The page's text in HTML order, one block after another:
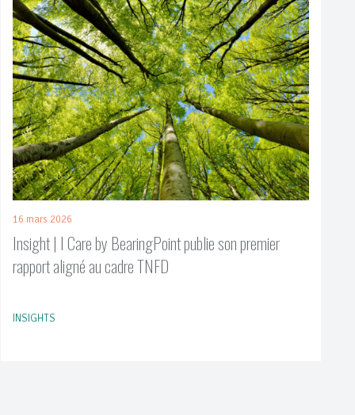
16 mars 2026
Insight | I Care by BearingPoint publie son premier
rapport aligné au cadre TNFD
INSIGHTS